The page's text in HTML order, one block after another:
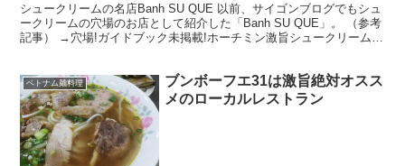
シュークリームの名店Banh SU QUE 以前、サイゴンブログでもシュ
ークリームの穴場のお店として紹介した「Banh SU QUE」。 （参考
記事） →穴場!ガイドブック未掲載!ホーチミン激旨シュークリーム
ベトナム麺料理
ブンボーフエ31は激旨絶対オスス
メのローカルレストラン